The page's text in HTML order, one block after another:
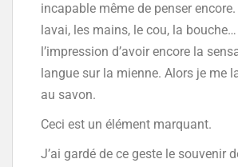
incapable même de penser
lavai, les mains, le cou, la bouche…
l’impression d’avoir encore la
langue sur la mienne. Alors je me
au savon.
Ceci est un élément marquant.
J’ai gardé de ce geste le souvenir